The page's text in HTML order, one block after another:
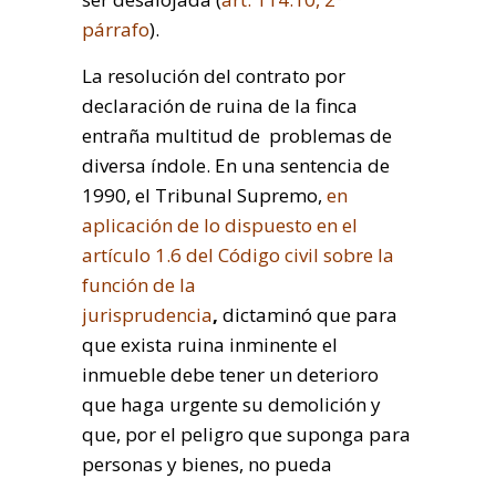
párrafo).
La resolución del contrato por
declaración de ruina de la finca
entraña multitud de problemas de
diversa índole. En una sentencia de
1990, el Tribunal Supremo, en
aplicación de lo dispuesto en el
artículo 1.6 del Código civil sobre la
función de la
jurisprudencia, dictaminó que para
que exista ruina inminente el
inmueble debe tener un deterioro
que haga urgente su demolición y
que, por el peligro que suponga para
personas y bienes, no pueda